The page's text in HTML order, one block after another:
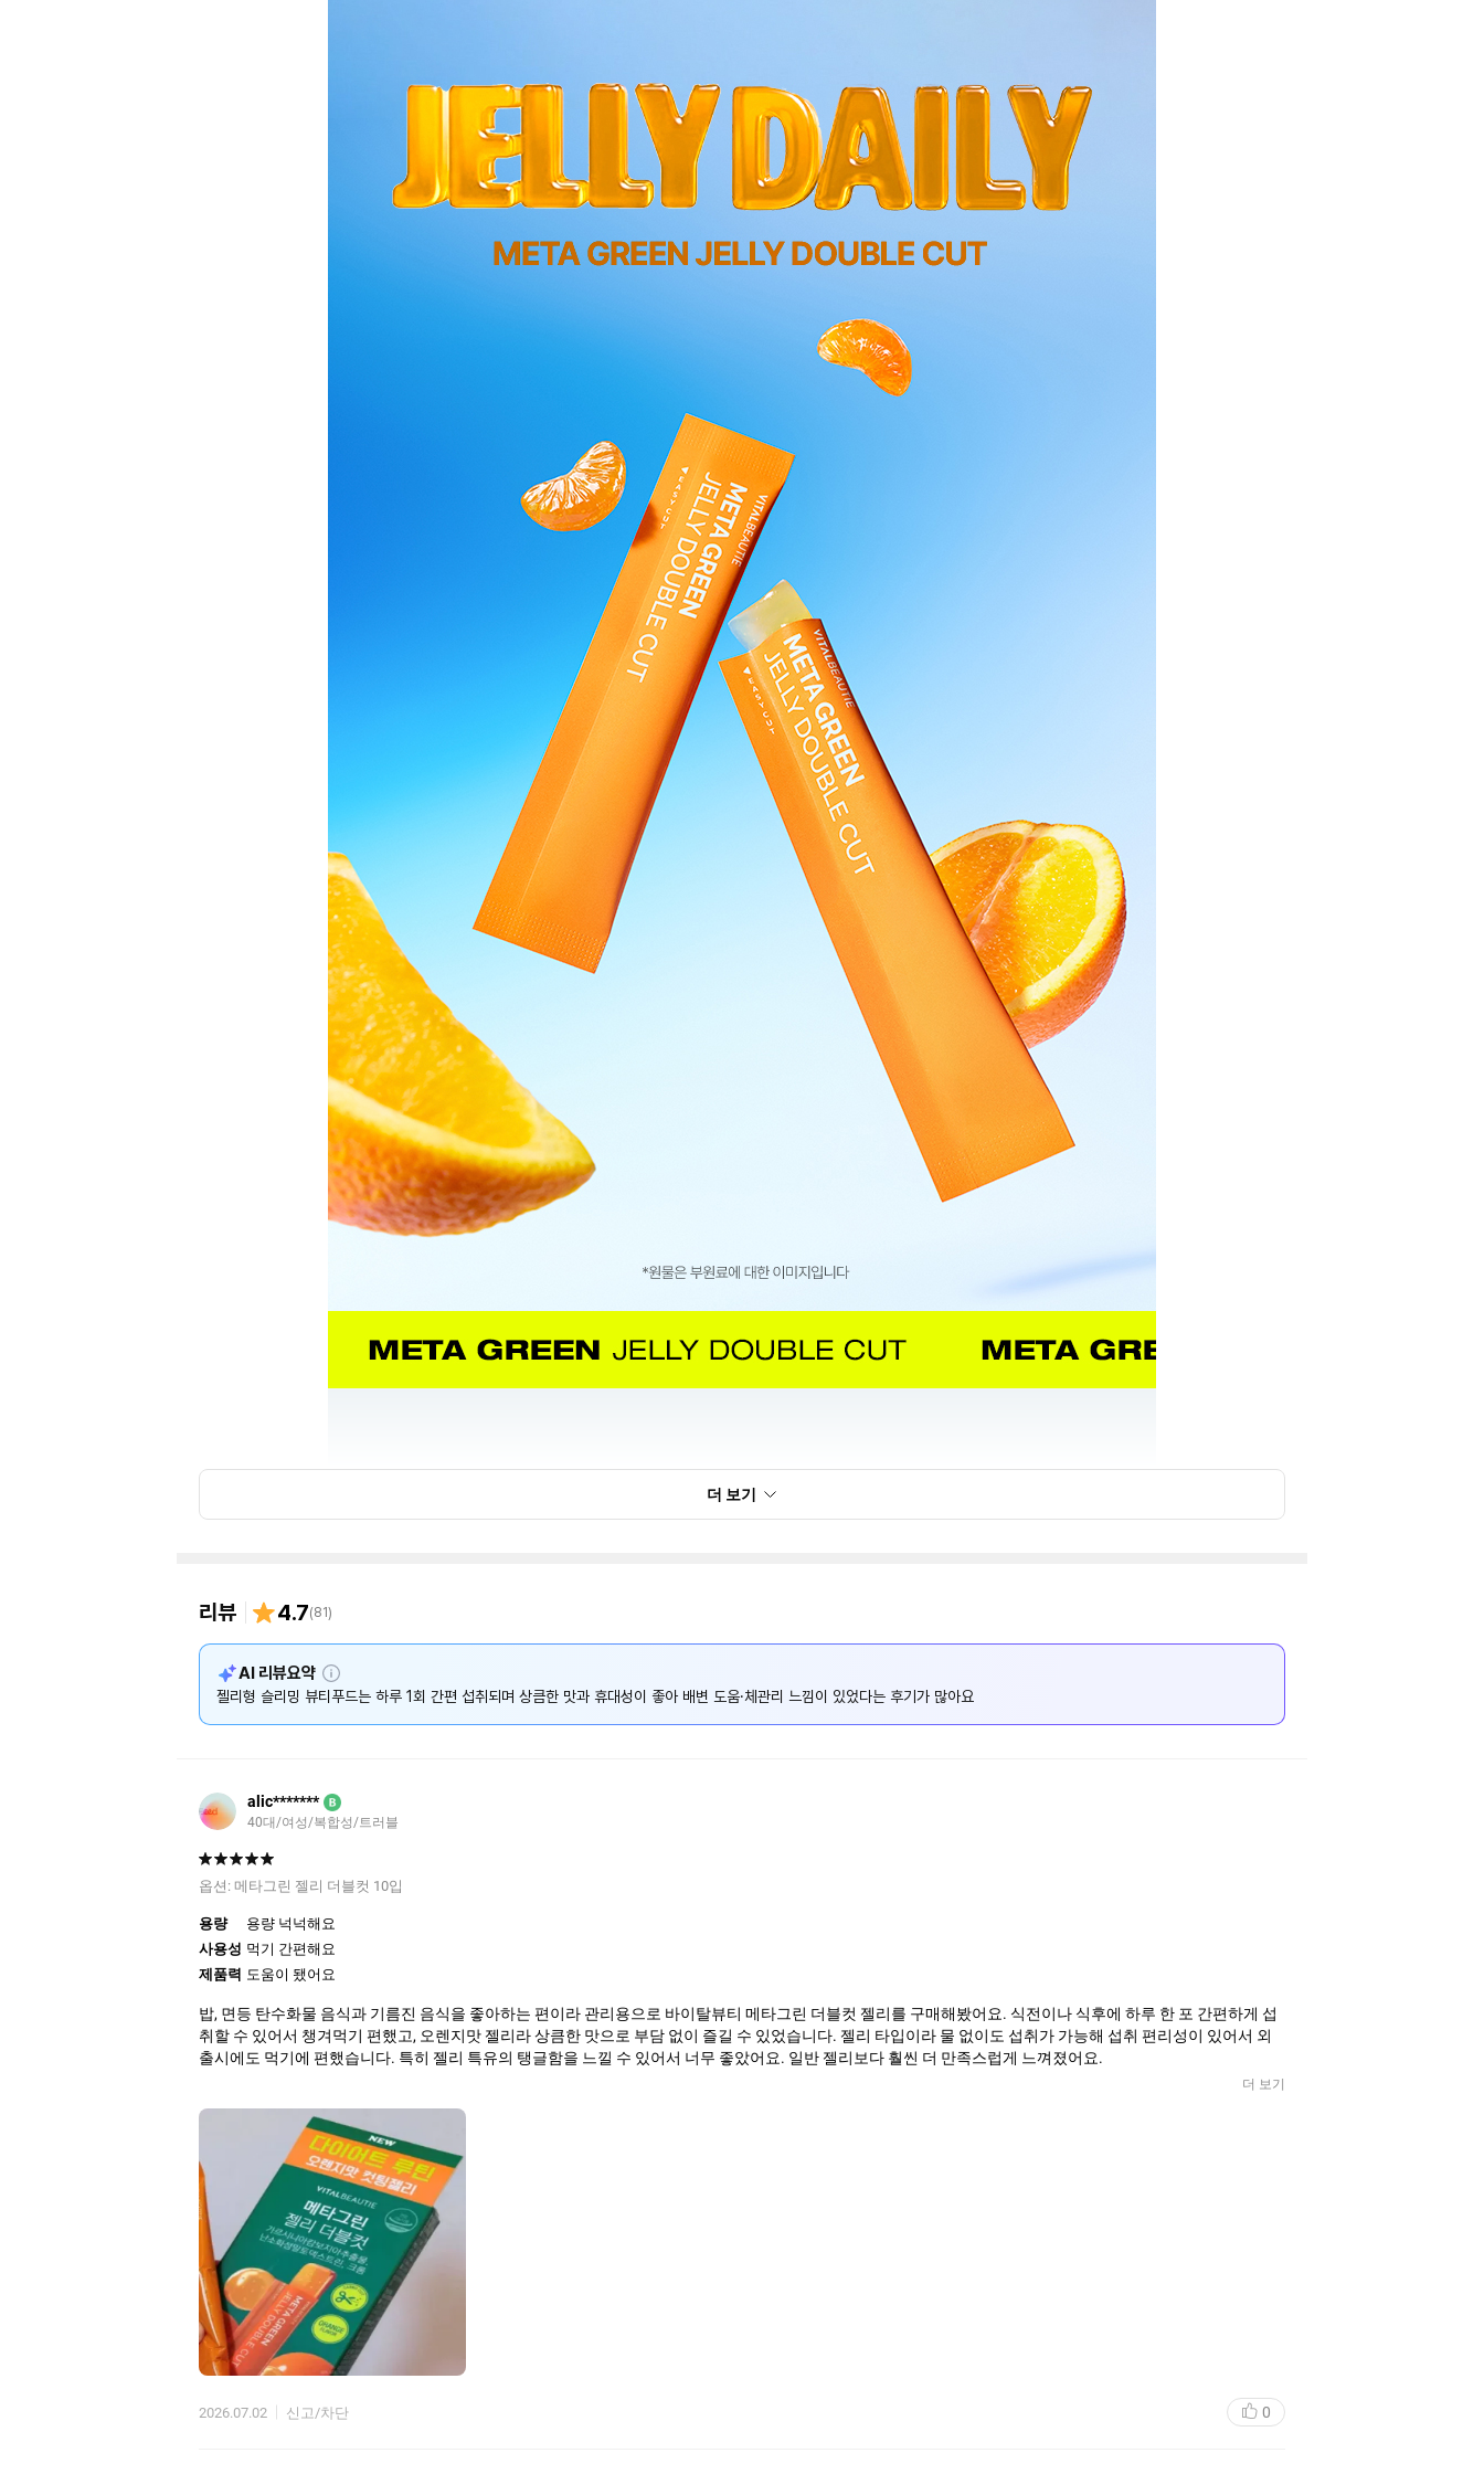
더 보기
리뷰 4.7(81)
AI 리뷰요약 설
명
젤리형 슬리밍 뷰티푸드는 하루 1회 간편 섭취되며 상큼한 맛과 휴대성이 좋아 배변 도움·체관리 느낌이 있었다는 후기가 많아요
alic******* B
40대/여성/복합성/트러블
옵션: 메타그린 젤리 더블컷 10입
용량
용량 넉넉해요
사용성 먹기 간편해요
제품력 도움이 됐어요
밥, 면등 탄수화물 음식과 기름진 음식을 좋아하는 편이라 관리용으로 바이탈뷰티 메타그린 더블컷 젤리를 구매해봤어요. 식전이나 식후에 하루 한 포 간편하게 섭
취할 수 있어서 챙겨먹기 편했고, 오렌지맛 젤리라 상큼한 맛으로 부담 없이 즐길 수 있었습니다. 젤리 타입이라 물 없이도 섭취가 가능해 섭취 편리성이 있어서 외
출시에도 먹기에 편했습니다. 특히 젤리 특유의 탱글함을 느낄 수 있어서 너무 좋았어요. 일반 젤리보다 훨씬 더 만족스럽게 느껴졌어요.
더 보기
2026.07.02 신고/차단 0